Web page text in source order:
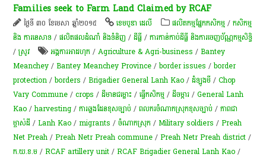
Families seek to Farm Land Claimed by RCAF
ថ្ងៃទី ៣០ ខែមេសា ឆ្នាំ២០១៥ ខេមបូឌា ដេលី ​ផលិតកម្ម​ផ្នែក​កសិកម្ម​ /កសិកម្ម​
និង​ ការ​នេ​សាទ​ /ផលិតផលដំណាំ និងទំនិញ /ដីធ្លី /ការកាន់កាប់​ដីធ្លី និង​ការចេញ​ប័ណ្ណកម្មសិទ្ធិ​
/​ស្រូវ​ អង្គការអាដហុក /Agriculture & Agri-business /Bantey
Meanchey /Bantey Meanchey Province /border issues /border
protection /borders /Brigadier General Lanh Kao /ដំឡូងមី /Chop
Vary Commune /crops /ដីមានជម្លោះ /ធ្វើកសិកម្ម /ដី​ចម្ការ /General Lanh
Kao /harvesting /ការ​ឆ្លងដែន​ខុសច្បាប់ /ពលករចំណាកស្រុកខុសច្បាប់ /ភាពជា
ម្ចាស់ដី /Lanh Kao /migrants /ចំណាកស្រុក /Military soldiers /Preah
Net Preah /Preah Netr Preah commune /Preah Netr Preah district /
ក.យ.ខ.ម /RCAF artillery unit /RCAF Brigadier General Lanh Kao /